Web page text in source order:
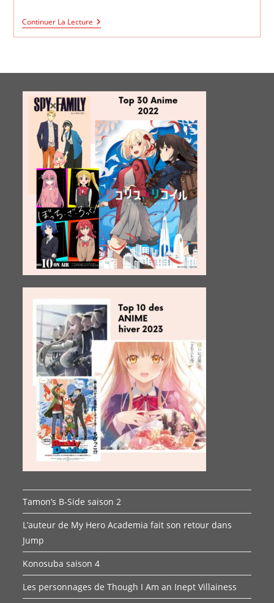
Continuer La LectureMy
Hero
Academia
Tamon’s B-Side saison 2
L’auteur de My Hero Academia fait son retour dans
Jump
Konosuba saison 4
Les personnages de Though I Am an Inept Villainess